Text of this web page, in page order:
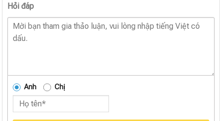
Hỏi đáp
Anh Chị